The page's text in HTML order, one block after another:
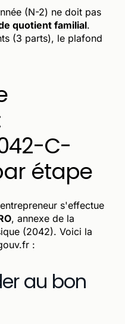
(N-2) ne doit pas
quotient familial.
(3 parts), le plafond
C-
étape
s'effectue
, annexe de la
(2042). Voici la
:
au bon